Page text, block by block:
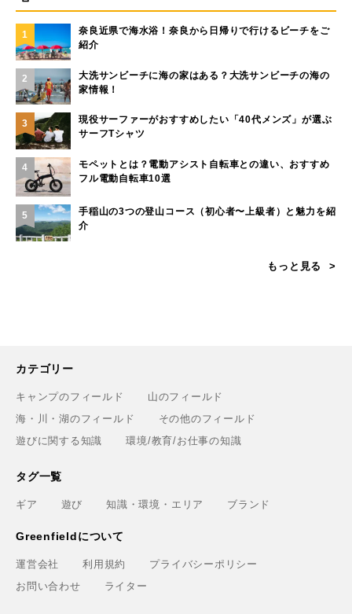
1
奈良近県で海水浴！奈良から日帰りで行けるビーチをご
紹介
2
大洗サンビーチに海の家はある？大洗サンビーチの海の
家情報！
3
現役サーファーがおすすめしたい「40代メンズ」が選ぶ
サーフTシャツ
4
モペットとは？電動アシスト自転車との違い、おすすめ
フル電動自転車10選
5
手稲山の3つの登山コース（初心者〜上級者）と魅力を紹
介
もっと見る
カテゴリー
キャンプのフィールド
山のフィールド
海・川・湖のフィールド
その他のフィールド
遊びに関する知識
環境/教育/お仕事の知識
タグ一覧
ギア 遊び 知識・環境・エリア ブランド
Greenfieldについて
運営会社 利用規約
プライバシーポリシー
お問い合わせ
ライター